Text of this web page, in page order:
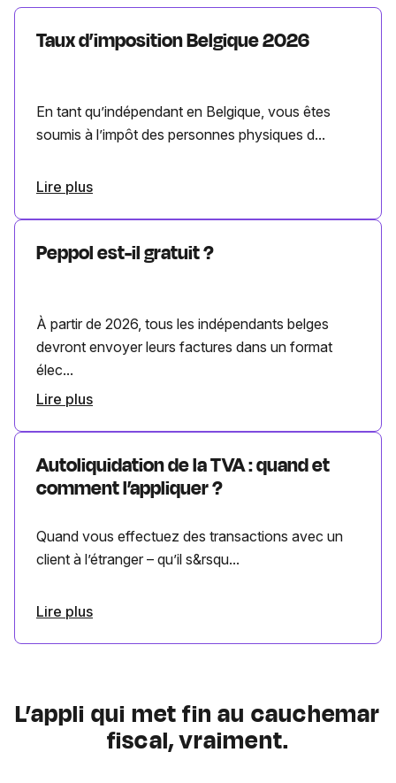
Taux d’imposition Belgique 2026
En tant qu’indépendant en Belgique, vous êtes
soumis à l’impôt des personnes physiques d...
Lire plus
Peppol est-il gratuit ?
À partir de 2026, tous les indépendants belges
devront envoyer leurs factures dans un format
élec...
Lire plus
Autoliquidation de la TVA : quand et
comment l’appliquer ?
Quand vous effectuez des transactions avec un
client à l’étranger – qu’il s&rsqu...
Lire plus
L’appli qui met fin au cauchemar
fiscal, vraiment.